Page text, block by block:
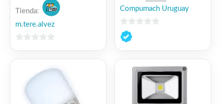
Tienda:
m.tere.alvez
Compumach Uruguay
0
de